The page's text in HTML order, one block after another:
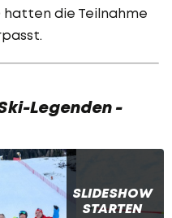
hatten die Teilnahme
Legenden -
SLIDESHOW
STARTEN